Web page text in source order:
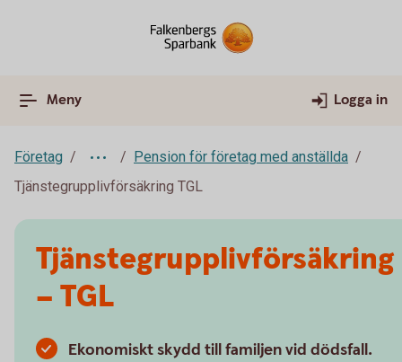
Meny Logga in
Företag
Pension för företag med anställda
Tjänstegrupplivförsäkring TGL
Tjänstegrupplivförsäkring
– TGL
Ekonomiskt skydd till familjen vid dödsfall.